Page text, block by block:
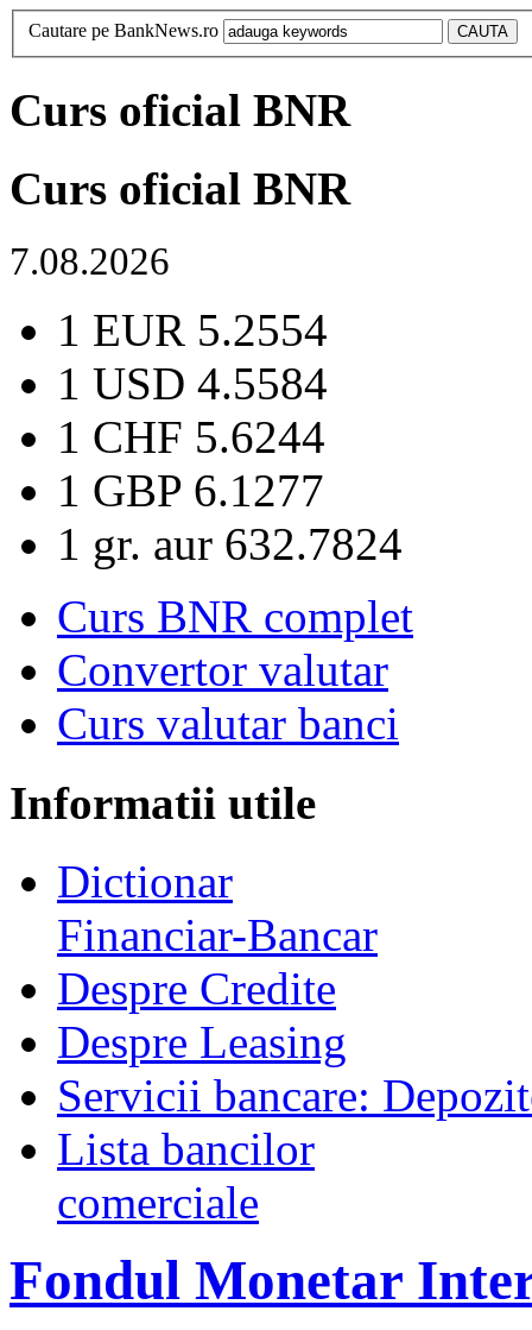
Cautare pe BankNews.ro
Curs oficial BNR
Curs oficial BNR
7.08.2026
1 EUR 5.2554
1 USD 4.5584
1 CHF 5.6244
1 GBP 6.1277
1 gr. aur 632.7824
Curs BNR complet
Convertor valutar
Curs valutar banci
Informatii utile
Dictionar
Financiar-Bancar
Despre Credite
Despre Leasing
Servicii bancare:
Lista bancilor
comerciale
Fondul Monetar